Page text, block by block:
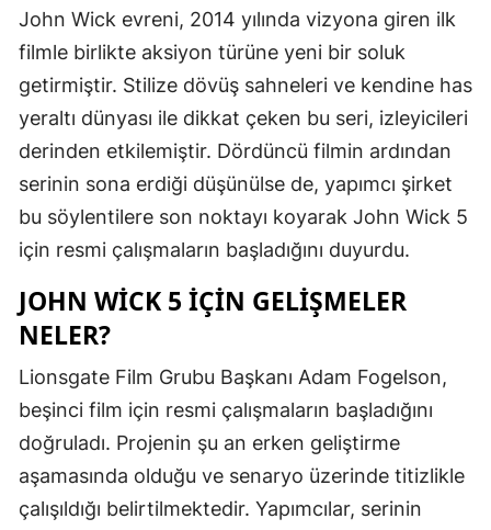
Diyarbakır
Edirne
Elazığ
Erzurum
Eskişehir
Gaziantep
Gümüşhane
Hatay
John Wick evreni, 2014 yılında vizyona giren ilk
filmle birlikte aksiyon türüne yeni bir soluk
getirmiştir. Stilize dövüş sahneleri ve kendine has
yeraltı dünyası ile dikkat çeken bu seri, izleyicileri
derinden etkilemiştir. Dördüncü filmin ardından
serinin sona erdiği düşünülse de, yapımcı şirket
bu söylentilere son noktayı koyarak John Wick 5
için resmi çalışmaların başladığını duyurdu.
JOHN WICK 5 IÇIN GELIŞMELER
NELER?
Lionsgate Film Grubu Başkanı Adam Fogelson,
beşinci film için resmi çalışmaların başladığını
doğruladı. Projenin şu an erken geliştirme
aşamasında olduğu ve senaryo üzerinde titizlikle
çalışıldığı belirtilmektedir. Yapımcılar, serinin